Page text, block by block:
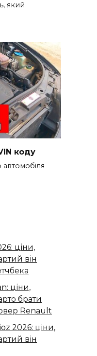
який
коду
ціни,
він
ціни,
брати
Renault
2026: ціни,
він